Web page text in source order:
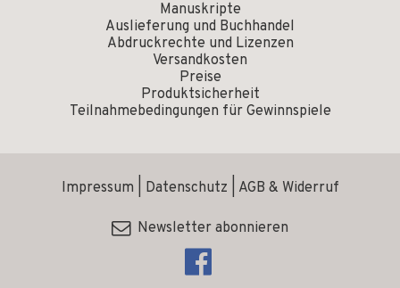
Manuskripte
Auslieferung und Buchhandel
Abdruckrechte und Lizenzen
Versandkosten
Preise
Produktsicherheit
Teilnahmebedingungen für Gewinnspiele
Impressum Datenschutz AGB & Widerruf
Newsletter abonnieren